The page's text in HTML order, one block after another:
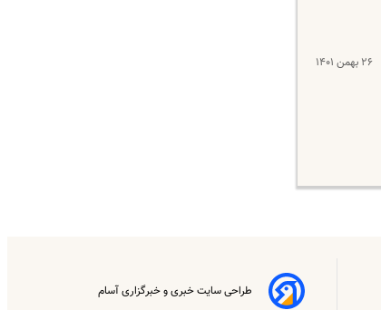
۲۶ بهمن ۱۴۰۱
طراحی سایت خبری و خبرگزاری آسام